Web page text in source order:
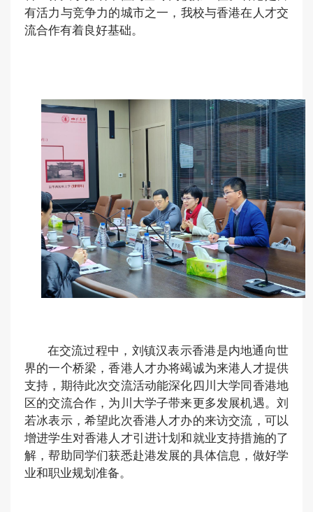
有活力与竞争力的城市之一，我校与香港在 人才交
流合作有着 良好基础。
在交流过程中，刘镇汉表示香港是内地通向世
界的一个桥梁，香港人才办将竭诚为来港人才提供
支持，期待此次交流活动能深化四川大学同香港地
区的交流合作，为川大学子带来更多发展机遇。刘
若冰表示，希望此次香港人才办的来访交流，可以
增进学生对香港人才引进计划和就业支持措施的了
解，帮助同学们获悉赴港发展的具体信息，做好学
业和职业规划准备。